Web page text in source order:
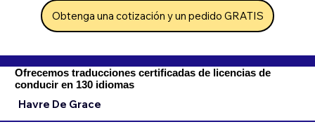
Obtenga una cotización y un pedido GRATIS
Ofrecemos traducciones certificadas de licencias de
conducir en 130 idiomas
Havre De Grace